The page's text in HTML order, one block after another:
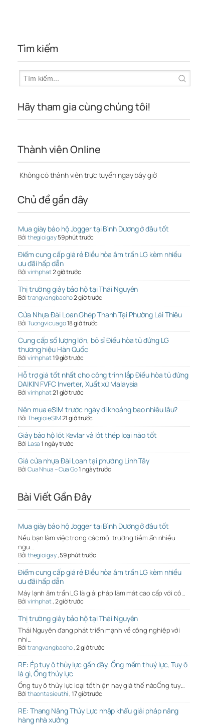
Tìm kiếm
Hãy tham gia cùng chúng tôi!
Thành viên Online
Không có thành viên trực tuyến ngay bây giờ
Chủ đề gần đây
Mua giày bảo hộ Jogger tại Bình Dương ở đâu tốt
Bởithegioigay59 phút trước
Điểm cung cấp giá rẻ Điều hòa âm trần LG kèm nhiều
ưu đãi hấp dẫn
Bởivinhphat2 giờ trước
Thị trường giày bảo hộ tại Thái Nguyên
Bởitrangvangbaoho2 giờ trước
Cửa Nhựa Đài Loan Ghép Thanh Tại Phường Lái Thiêu
BởiTuongvicuago18 giờ trước
Cung cấp số lượng lớn, bỏ sỉ Điều hòa tủ đứng LG
thương hiệu Hàn Quốc
Bởivinhphat19 giờ trước
Hỗ trợ giá tốt nhất cho công trình lắp Điều hòa tủ đứng
DAIKIN FVFC Inverter, Xuất xứ Malaysia
Bởivinhphat21 giờ trước
Nên mua eSIM trước ngày đi khoảng bao nhiêu lâu?
BởiThegioieSIM21 giờ trước
Giày bảo hộ lót Kevlar và lót thép loại nào tốt
Bởi Lasa1 ngày trước
Giá cửa nhựa Đài Loan tại phường Linh Tây
BởiCua Nhua – Cua Go1 ngày trước
Bài Viết Gần Đây
Mua giày bảo hộ Jogger tại Bình Dương ở đâu tốt
Nếu bạn làm việc trong các môi trường tiềm ẩn nhiều
ngu…
Bởithegioigay,59 phút trước
Điểm cung cấp giá rẻ Điều hòa âm trần LG kèm nhiều
ưu đãi hấp dẫn
Máy lạnh âm trần LG là giải pháp làm mát cao cấp với cô…
Bởivinhphat,2 giờ trước
Thị trường giày bảo hộ tại Thái Nguyên
Thái Nguyên đang phát triển mạnh về công nghiệp với
nhi…
Bởitrangvangbaoho,2 giờ trước
RE: Ép tuy ô thủy lực gần đây, Ống mềm thuỷ lực, Tuy ô
là gì, Ống thủy lực
Ống tuy ô thủy lực loại tốt hiện nay giá thế nàoỐng tuy…
Bởithaontasieuthi,17 giờ trước
RE: Thang Nâng Thủy Lực nhập khẩu giải pháp nâng
hàng nhà xưởng